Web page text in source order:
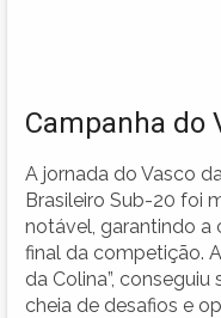
Campanha do
A jornada do Vasco
Brasileiro Sub-20 foi
notável, garantindo a
final da competição.
da Colina”,
cheia de desafios e